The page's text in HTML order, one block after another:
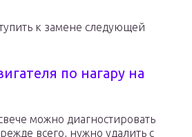
к замене следующей
по нагару на
можно диагностировать
всего, нужно удалить с